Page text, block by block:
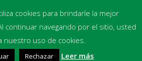
cookies para brindarle la mejor
continuar navegando por el sitio, usted
nuestro uso de cookies.
Rechazar Leer más